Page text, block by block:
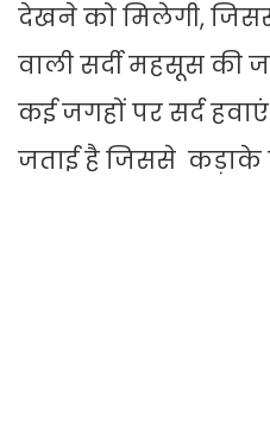
देखने को मिलेगी,
वाली सर्दी महसूस की
कई जगहों पर सर्द
जताई है जिससे कड़ाके